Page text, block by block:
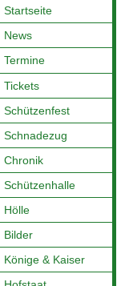
Startseite
News
Termine
Tickets
Schützenfest
Schnadezug
Chronik
Schützenhalle
Hölle
Bilder
Könige & Kaiser